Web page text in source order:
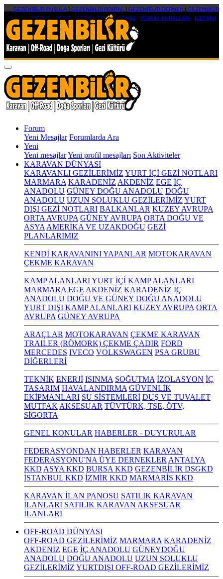
GEZENBİLİR PUSULA| GEZENBİLİR PORTAL| GEZENBİLİR DERNEK| GEZENBİLİR
MEDYA|SOSYAL MEDYA HESAPLARIMIZ FORUM KURALLARI İLETİŞİM
Forum
Yeni Mesajlar Forumlarda Ara
Yeni
Yeni mesajlarYeni profil mesajları Son Aktiviteler
KARAVAN DÜNYASI
KARAVANLI GEZİLERİMİZ YURT İÇİ GEZİ NOTLARI
MARMARA KARADENİZ AKDENİZ EGE İÇ
ANADOLU GÜNEY DOĞU ANADOLU DOĞU
ANADOLU UZUN SOLUKLU GEZİLERİMİZ YURT
DIŞI GEZİ NOTLARI BALKANLAR KUZEY AVRUPA
ORTA AVRUPA GÜNEY AVRUPA ORTA DOĞU VE
ASYA AMERİKA VE UZAKDOĞU GEZİ
PLANLARIMIZ
KENDİ KARAVANINI YAPANLAR MOTOKARAVAN
ÇEKME KARAVAN
KAMP ALANLARIYURT İÇİ KAMP ALANLARI
MARMARA EGE AKDENİZ KARADENİZ İÇ
ANADOLU DOĞU VE GÜNEY DOĞU ANADOLU
YURT DIŞI KAMP ALANLARI KUZEY AVRUPA ORTA
AVRUPA GÜNEY AVRUPA
ARAÇLAR MOTOKARAVAN ÇEKME KARAVAN
TRAILER (RÖMORK) ÇEKME ÇADIR FORD
MERCEDES IVECO VOLKSWAGEN PSA GRUBU
DİĞERLERİ
TEKNİK ENERJİ ISINMA SOĞUTMA İZOLASYON İÇ
TASARIM HAVALANDIRMA GÜVENLİK
EKİPMANLARI SU SİSTEMLERİ DUŞ VE TUVALET
MUTFAK AKSESUAR TÜVTÜRK, TSE, ÖTV,
SİGORTA
GENEL KONULAR HABERLER - DUYURULAR
FEDERASYONDAN HABERLER KARAVAN
FEDERASYONU'NA ÜYE DERNEKLER ANTALYA
KKD ASYA KKD BURSA KKD GEZENBİLİR DSGKD
İSTANBUL KKD İZMİR KKD MARMARİS KKD
KARAVAN İLAN PANOSU SATILIK KARAVAN
İLANLARI SATILIK KARAVAN AKSESUAR
İLANLARI
OFF-ROAD DÜNYASI
OFF-ROAD GEZİLERİMİZ MARMARA KARADENİZ
AKDENİZ EGE İÇ ANADOLU GÜNEYDOĞU
ANADOLU DOĞU ANADOLU UZUN SOLUKLU
GEZİLERİMİZ YURTDIŞI OFF-ROAD GEZİLERİMİZ